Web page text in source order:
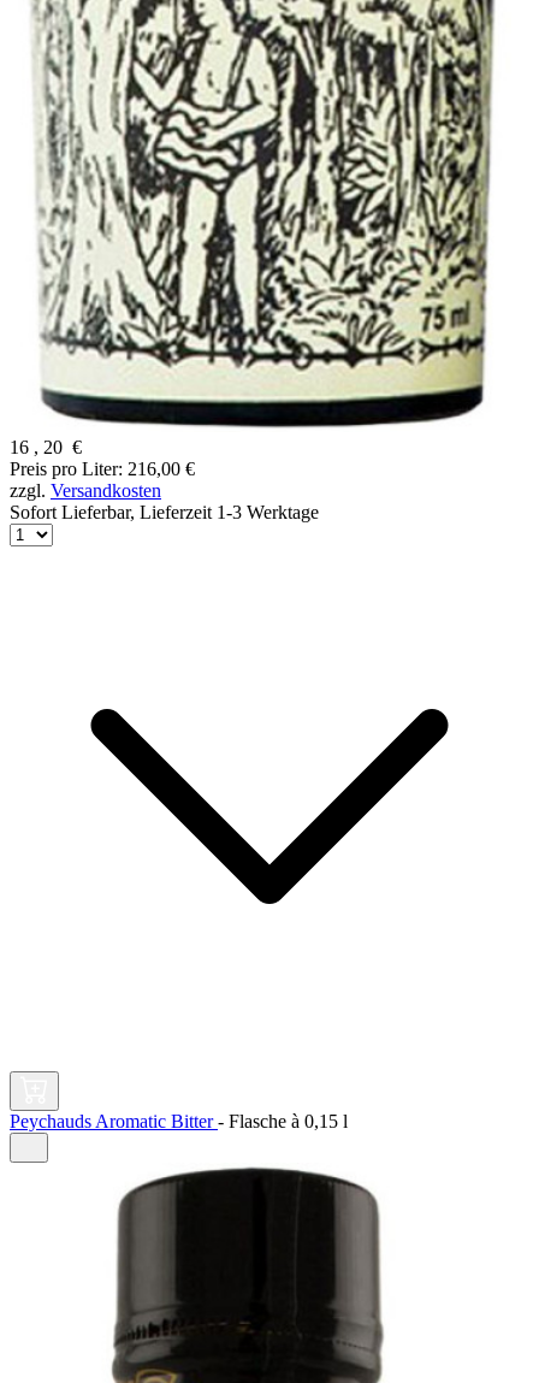
16 , 20 €
Preis pro Liter: 216,00 €
zzgl. Versandkosten
Sofort Lieferbar, Lieferzeit 1-3 Werktage
Peychauds Aromatic Bitter- Flasche à 0,15 l